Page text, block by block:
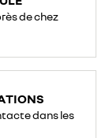
de chez
dans les